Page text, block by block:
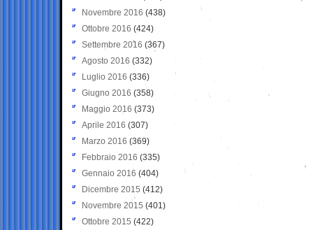
Novembre 2016 (438)
Ottobre 2016 (424)
Settembre 2016 (367)
Agosto 2016 (332)
Luglio 2016 (336)
Giugno 2016 (358)
Maggio 2016 (373)
Aprile 2016 (307)
Marzo 2016 (369)
Febbraio 2016 (335)
Gennaio 2016 (404)
Dicembre 2015 (412)
Novembre 2015 (401)
Ottobre 2015 (422)